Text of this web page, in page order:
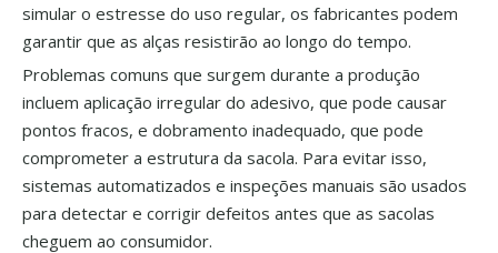
simular o estresse do uso regular, os fabricantes podem
garantir que as alças resistirão ao longo do tempo.
Problemas comuns que surgem durante a produção
incluem aplicação irregular do adesivo, que pode causar
pontos fracos, e dobramento inadequado, que pode
comprometer a estrutura da sacola. Para evitar isso,
sistemas automatizados e inspeções manuais são usados ​​
para detectar e corrigir defeitos antes que as sacolas
cheguem ao consumidor.